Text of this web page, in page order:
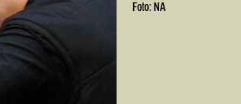
Foto: NA